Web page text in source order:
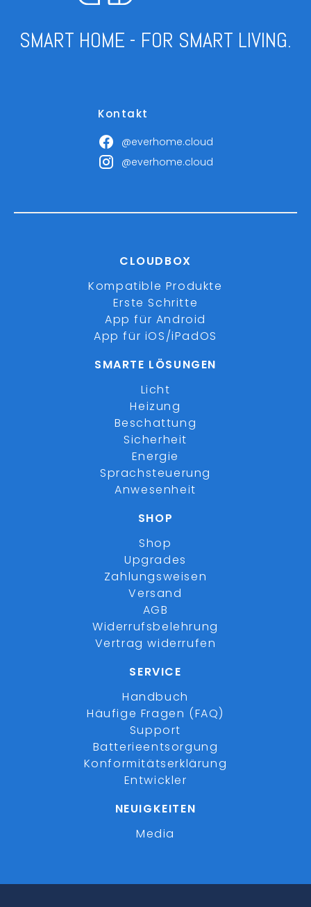
SMART HOME - FOR SMART LIVING.
Kontakt
@everhome.cloud
@everhome.cloud
CLOUDBOX
Kompatible Produkte
Erste Schritte
App für Android
App für iOS/iPadOS
SMARTE LÖSUNGEN
Licht
Heizung
Beschattung
Sicherheit
Energie
Sprachsteuerung
Anwesenheit
SHOP
Shop
Upgrades
Zahlungsweisen
Versand
AGB
Widerrufsbelehrung
Vertrag widerrufen
SERVICE
Handbuch
Häufige Fragen (FAQ)
Support
Batterieentsorgung
Konformitätserklärung
Entwickler
NEUIGKEITEN
Media